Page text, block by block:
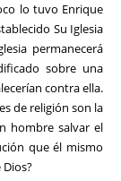
lo tuvo Enrique
Su Iglesia
permanecerá
sobre una
contra ella.
de religión son la
hombre salvar el
que él mismo